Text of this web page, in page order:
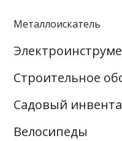
Металлоискатель
Строительное
Садовый
Велосипеды